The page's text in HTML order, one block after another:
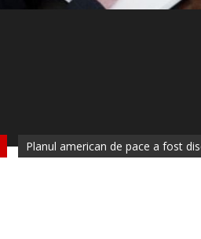
Planul american de pace a fost